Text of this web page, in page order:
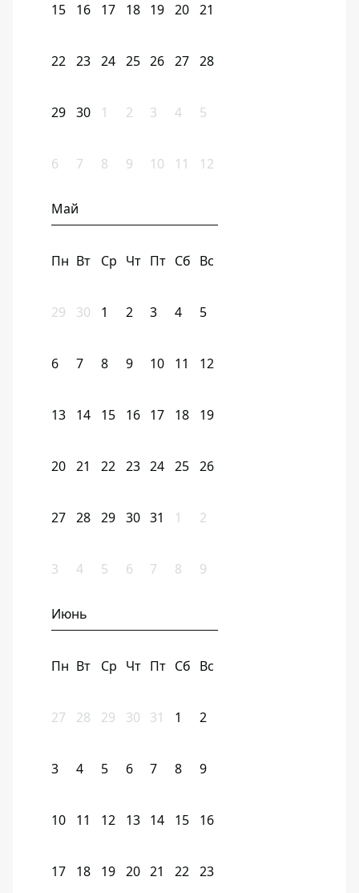
15 16 17 18 19 20 21
22 23 24 25 26 27 28
29 30 1 2 3 4 5
6 7 8 9 10 11 12
Май
Пн Вт Ср Чт Пт Сб Вс
29 30 1 2 3 4 5
6 7 8 9 10 11 12
13 14 15 16 17 18 19
20 21 22 23 24 25 26
27 28 29 30 31 1 2
3 4 5 6 7 8 9
Июнь
Пн Вт Ср Чт Пт Сб Вс
27 28 29 30 31 1 2
3 4 5 6 7 8 9
10 11 12 13 14 15 16
17 18 19 20 21 22 23